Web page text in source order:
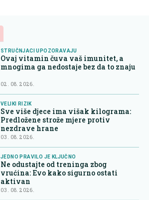
STRUČNJACI UPOZORAVAJU
Ovaj vitamin čuva vaš imunitet, a
mnogima ga nedostaje bez da to znaju
02. 08. 2026.
VELIKI RIZIK
Sve više djece ima višak kilograma:
Predložene strože mjere protiv
nezdrave hrane
03. 08. 2026.
JEDNO PRAVILO JE KLJUČNO
Ne odustajte od treninga zbog
vrućina: Evo kako sigurno ostati
aktivan
03. 08. 2026.